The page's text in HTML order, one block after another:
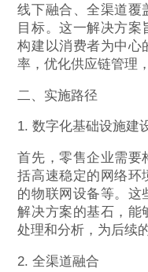
线下融合、全渠道覆
目标。这一解决方案
构建以消费者为中心
率，优化供应链管理
二、实施路径
1. 数字化基础设施建
首先，零售企业需要
括高速稳定的网络环
的物联网设备等。这
解决方案的基石，能
处理和分析，为后续
2. 全渠道融合